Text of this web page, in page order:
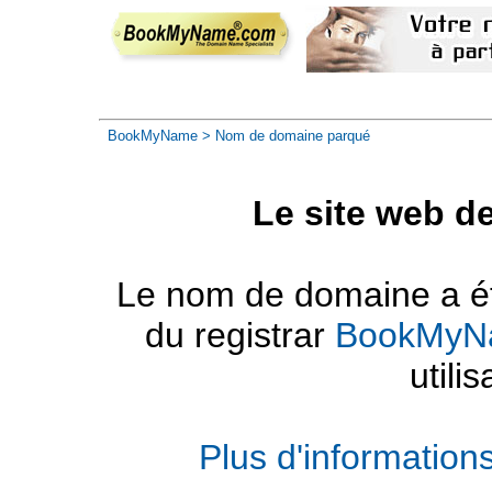
BookMyName > Nom de domaine parqué
Le site web
Le nom de domaine a
du registrar
Plus